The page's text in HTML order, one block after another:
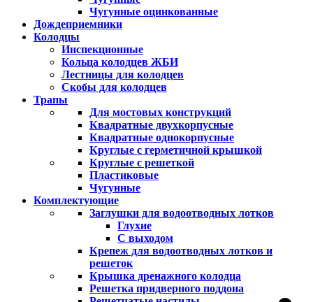
Чугунные оцинкованные
Дождеприемники
Колодцы
Инспекционные
Кольца колодцев ЖБИ
Лестницы для колодцев
Скобы для колодцев
Трапы
Для мостовых конструкций
Квадратные двухкорпусные
Квадратные однокорпусные
Круглые с герметичной крышкой
Круглые с решеткой
Пластиковые
Чугунные
Комплектующие
Заглушки для водоотводных лотков
Глухие
С выходом
Крепеж для водоотводных лотков и
решеток
Крышка дренажного колодца
Решетка придверного поддона